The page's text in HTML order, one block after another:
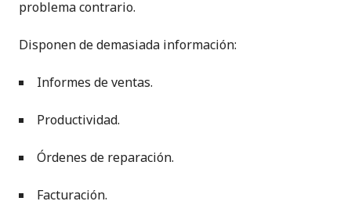
problema contrario.
Disponen de demasiada información:
Informes de ventas.
Productividad.
Órdenes de reparación.
Facturación.